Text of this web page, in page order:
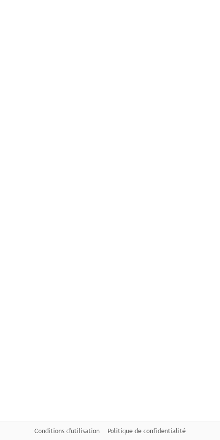
Conditions d'utilisation Politique de confidentialité